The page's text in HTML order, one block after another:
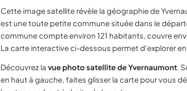
Cette image satellite révèle la géographie de
est une toute petite commune située dans le
commune compte environ 121 habitants, couvre
La carte interactive ci-dessous permet d'explorer
Découvrez la vue photo satellite de Yvernaumont.
en haut à gauche, faites glisser la carte pour vous